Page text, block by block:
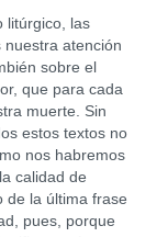
las
nuestra atención
sobre el
que para cada
muerte. Sin
estos textos no
nos habremos
calidad de
de la última frase
pues, porque